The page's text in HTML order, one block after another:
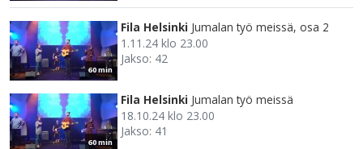
60 min
Fila Helsinki Jumalan työ meissä, osa 2
1.11.24 klo 23.00
Jakso: 42
60 min
Fila Helsinki Jumalan työ meissä
18.10.24 klo 23.00
Jakso: 41